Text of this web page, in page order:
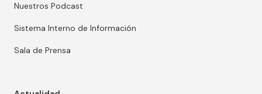
Nuestros Podcast
Sistema Interno de Información
Sala de Prensa